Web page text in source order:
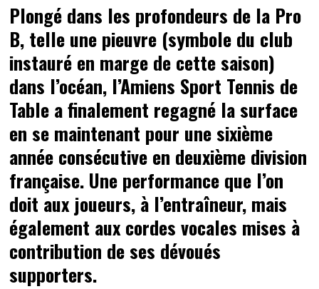
Plongé dans les profondeurs de la Pro
B, telle une pieuvre (symbole du club
instauré en marge de cette saison)
dans l’océan, l’Amiens Sport Tennis de
Table a finalement regagné la surface
en se maintenant pour une sixième
année consécutive en deuxième division
française. Une performance que l’on
doit aux joueurs, à l’entraîneur, mais
également aux cordes vocales mises à
contribution de ses dévoués
supporters.